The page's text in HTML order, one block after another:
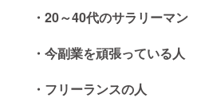
・20～40代のサラリーマン
・今副業を頑張っている人
・フリーランスの人